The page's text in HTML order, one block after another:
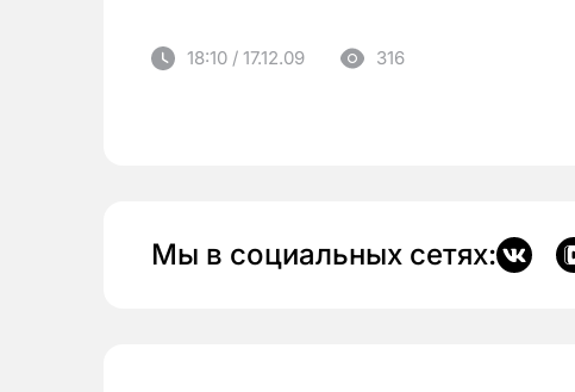
18:10 / 17.12.09 316
Мы в социальных сетях: